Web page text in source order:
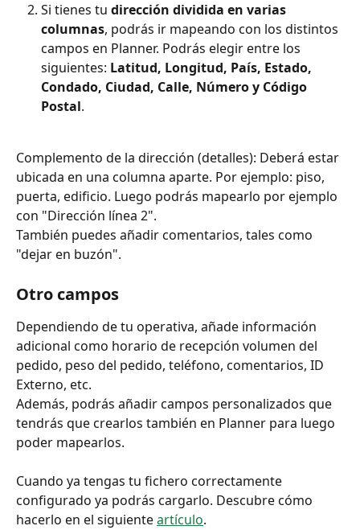
Si tienes tu dirección dividida en varias
columnas, podrás ir mapeando con los distintos
campos en Planner. Podrás elegir entre los
siguientes: Latitud, Longitud, País, Estado,
Condado, Ciudad, Calle, Número y Código
Postal.
Complemento de la dirección (detalles): Deberá estar
ubicada en una columna aparte. Por ejemplo: piso,
puerta, edificio. Luego podrás mapearlo por ejemplo
con "Dirección línea 2".
También puedes añadir comentarios, tales como
"dejar en buzón".
Otro campos
Dependiendo de tu operativa, añade información
adicional como horario de recepción volumen del
pedido, peso del pedido, teléfono, comentarios, ID
Externo, etc.
Además, podrás añadir campos personalizados que
tendrás que crearlos también en Planner para luego
poder mapearlos.
Cuando ya tengas tu fichero correctamente
configurado ya podrás cargarlo. Descubre cómo
hacerlo en el siguiente artículo.